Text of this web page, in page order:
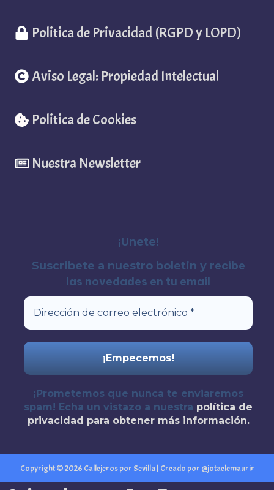
Politica de Privacidad (RGPD y LOPD)
Aviso Legal: Propiedad Intelectual
Politica de Cookies
Nuestra Newsletter
¡Unete!
Suscribete a nuestro boletin y recibe
las novedades en tu email
¡Prometemos que nunca te enviaremos
spam! Echa un vistazo a nuestra política de
privacidad para obtener más información.
Copyright © 2026 Callejeros por Sevilla | Creado por @jotaelemaurir